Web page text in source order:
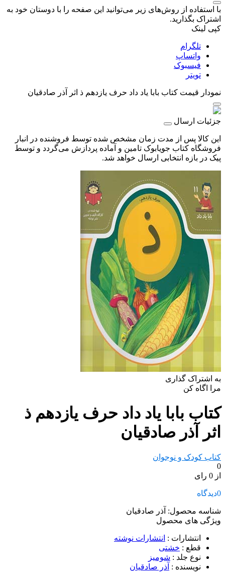
با استفاده از روش‌های زیر می‌توانید این صفحه را با دوستان خود به
اشتراک بگذارید.
کپی لینک
تلگرام
واتساپ
فیسبوک
تویتر
نمودار قیمت کتاب بابا یاد داد حرف یازدهم ذ اثر آذر صادقیان
جزئیات ارسال
این کالا پس از مدت زمان مشخص شده توسط فروشنده در انبار
فروشگاه کتاب جویابوک تامین و آماده پردازش می‌گردد و توسط
پیک در بازه انتخابی ارسال خواهد شد.
به اشتراک گذاری
مرا اگاه کن
کتاب بابا یاد داد حرف یازدهم ذ
اثر آذر صادقیان
کتاب کودک و نوجوان
0
از 0 رای
0دیدگاه
شناسه محصول: آذر صادقیان
ویژگی های محصول
انتشارات : انتشارات نوشته
قطع : خشتی
نوع جلد : شومیز
نویسنده : آذر صادقیان